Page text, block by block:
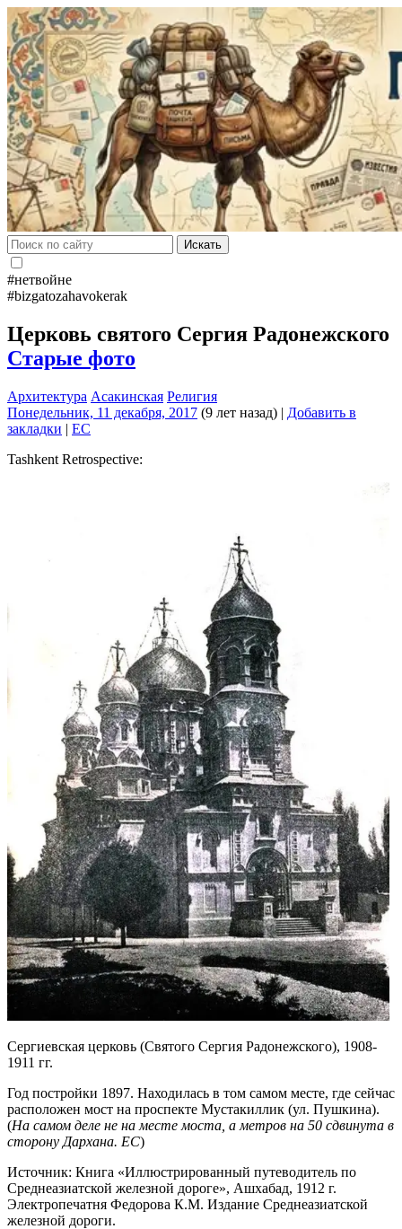
Искать
#нетвойне
#bizgatozahavokerak
Церковь святого Сергия Радонежского
Старые фото
Архитектура Асакинская Религия
Понедельник, 11 декабря, 2017 (9 лет назад) | Добавить в
закладки | EC
Tashkent Retrospective:
Сергиевская церковь (Святого Сергия Радонежского), 1908-
1911 гг.
Год постройки 1897. Находилась в том самом месте, где сейчас
расположен мост на проспекте Мустакиллик (ул. Пушкина).
(На самом деле не на месте моста, а метров на 50 сдвинута в
сторону Дархана. ЕС)
Источник: Книга «Иллюстрированный путеводитель по
Среднеазиатской железной дороге», Ашхабад, 1912 г.
Электропечатня Федорова К.М. Издание Среднеазиатской
железной дороги.